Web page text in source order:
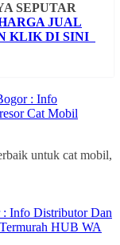
SEPUTAR
JUAL
KLIK DI SINI
: Info
Cat Mobil
untuk cat mobil,
Info Distributor Dan
HUB WA